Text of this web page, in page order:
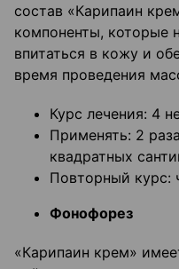
состав «Карипаин
компоненты, которые
впитаться в кожу и
время проведения
Курс лечения: 4
Применять: 2
квадратных
Повторный курс:
Фонофорез
«Карипаин крем»